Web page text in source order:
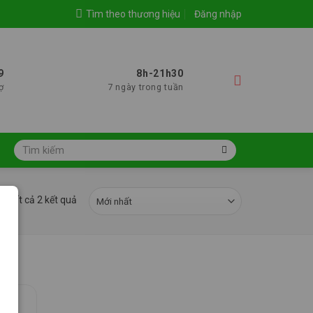
Tìm theo thương hiệu Đăng nhập
8h-21h30
7 ngày trong tuần
Tìm
kiếm:
tất cả 2 kết quả